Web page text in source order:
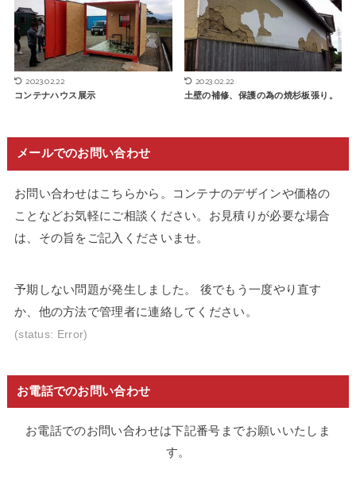
2023.02.22
コンテナハウス展示
2023.02.22
土壁の補修、保護の為の焼杉板張り。
メールでのお問い合わせ
お問い合わせはこちらから。コンテナのデザインや価格の
ことなどお気軽にご相談ください。お見積りが必要な場合
は、その旨をご記入くださいませ。
予期しない問題が発生しました。 後でもう一度やり直す
か、他の方法で管理者に連絡してください。
(status: Error)
お電話でのお問い合わせ
お電話でのお問い合わせは下記番号までお願いいたしま
す。